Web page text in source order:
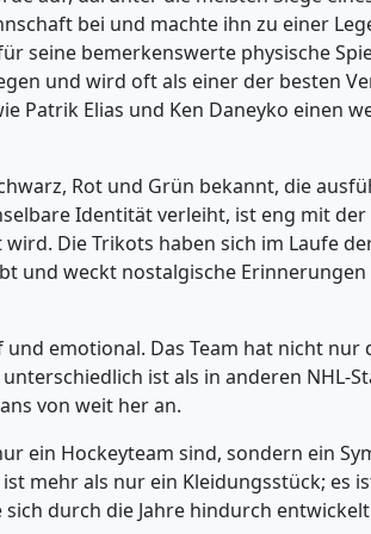
bei und machte ihn zu einer
seine bemerkenswerte physische
und wird oft als einer der besten
Patrik Elias und Ken Daneyko einen
Rot und Grün bekannt, die
Identität verleiht, ist eng mit
Die Trikots haben sich im Laufe
und weckt nostalgische
emotional. Das Team hat nicht
ist als in anderen NHL-
von weit her an.
ein Hockeyteam sind, sondern ein
mehr als nur ein Kleidungsstück; es
durch die Jahre hindurch